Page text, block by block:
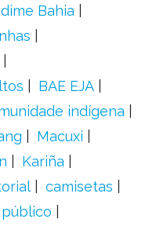
Bahia
BAE EJA
indígena
Macuxi
Kariña
camisetas